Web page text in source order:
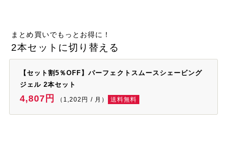
まとめ買いでもっとお得に！
2本セットに切り替える
【セット割5％OFF】パーフェクトスムースシェービング
ジェル 2本セット
4,807円 （1,202円 / 月） 送料無料